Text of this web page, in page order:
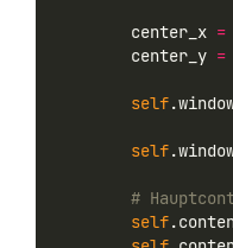
        center_x
=
        center_y
=
self
self
#
self